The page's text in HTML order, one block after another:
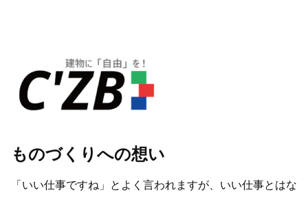
ものづくりへの想い
「いい仕事ですね」とよく言われますが、いい仕事とはな